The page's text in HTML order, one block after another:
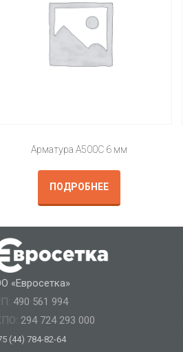
Арматура А500С 6 мм
ПОДРОБНЕЕ
«Евросетка»
490 561 994
294 724 293 000
(44) 784-82-64